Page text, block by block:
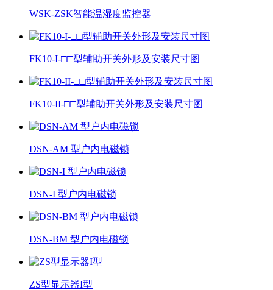
WSK-ZSK智能温湿度监控器
FK10-I-□□型辅助开关外形及安装尺寸图
FK10-II-□□型辅助开关外形及安装尺寸图
DSN-AM 型户内电磁锁
DSN-I 型户内电磁锁
DSN-BM 型户内电磁锁
ZS型显示器I型